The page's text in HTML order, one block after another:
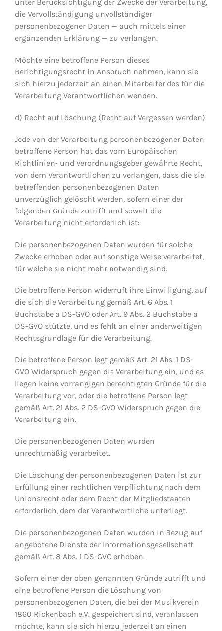
unter Berücksichtigung der Zwecke der Verarbeitung,
die Vervollständigung unvollständiger
personenbezogener Daten — auch mittels einer
ergänzenden Erklärung — zu verlangen.
Möchte eine betroffene Person dieses
Berichtigungsrecht in Anspruch nehmen, kann sie
sich hierzu jederzeit an einen Mitarbeiter des für die
Verarbeitung Verantwortlichen wenden.
d) Recht auf Löschung (Recht auf Vergessen werden)
Jede von der Verarbeitung personenbezogener Daten
betroffene Person hat das vom Europäischen
Richtlinien- und Verordnungsgeber gewährte Recht,
von dem Verantwortlichen zu verlangen, dass die sie
betreffenden personenbezogenen Daten
unverzüglich gelöscht werden, sofern einer der
folgenden Gründe zutrifft und soweit die
Verarbeitung nicht erforderlich ist:
Die personenbezogenen Daten wurden für solche
Zwecke erhoben oder auf sonstige Weise verarbeitet,
für welche sie nicht mehr notwendig sind.
Die betroffene Person widerruft ihre Einwilligung, auf
die sich die Verarbeitung gemäß Art. 6 Abs. 1
Buchstabe a DS-GVO oder Art. 9 Abs. 2 Buchstabe a
DS-GVO stützte, und es fehlt an einer anderweitigen
Rechtsgrundlage für die Verarbeitung.
Die betroffene Person legt gemäß Art. 21 Abs. 1 DS-
GVO Widerspruch gegen die Verarbeitung ein, und es
liegen keine vorrangigen berechtigten Gründe für die
Verarbeitung vor, oder die betroffene Person legt
gemäß Art. 21 Abs. 2 DS-GVO Widerspruch gegen die
Verarbeitung ein.
Die personenbezogenen Daten wurden
unrechtmäßig verarbeitet.
Die Löschung der personenbezogenen Daten ist zur
Erfüllung einer rechtlichen Verpflichtung nach dem
Unionsrecht oder dem Recht der Mitgliedstaaten
erforderlich, dem der Verantwortliche unterliegt.
Die personenbezogenen Daten wurden in Bezug auf
angebotene Dienste der Informationsgesellschaft
gemäß Art. 8 Abs. 1 DS-GVO erhoben.
Sofern einer der oben genannten Gründe zutrifft und
eine betroffene Person die Löschung von
personenbezogenen Daten, die bei der Musikverein
1860 Rickenbach e.V. gespeichert sind, veranlassen
möchte, kann sie sich hierzu jederzeit an einen